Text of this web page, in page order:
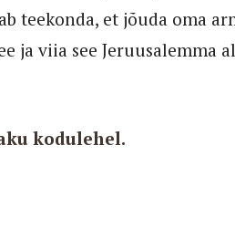
teekonda, et jõuda oma
ja viia see Jeruusalemma
kodulehel.